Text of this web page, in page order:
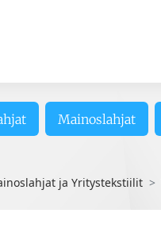
Mainoslahjat
ja Yritystekstiilit